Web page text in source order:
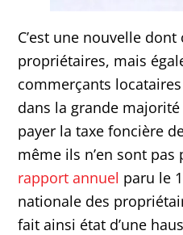
C’est une nouvelle
propriétaires, mais
commerçants
dans la grande
payer la taxe foncière
même ils n’en sont
rapport annuel paru le
nationale des
fait ainsi état d’une